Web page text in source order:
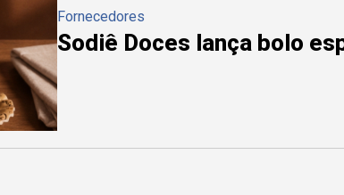
Fornecedores
Sodiê Doces lança bolo